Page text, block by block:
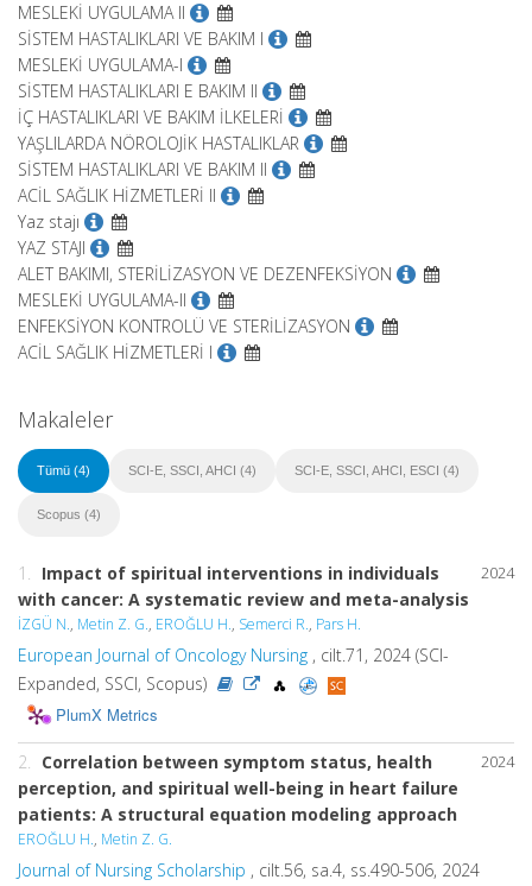
MESLEKİ UYGULAMA II
SİSTEM HASTALIKLARI VE BAKIM I
MESLEKİ UYGULAMA-I
SİSTEM HASTALIKLARI E BAKIM II
İÇ HASTALIKLARI VE BAKIM İLKELERİ
YAŞLILARDA NÖROLOJİK HASTALIKLAR
SİSTEM HASTALIKLARI VE BAKIM II
ACİL SAĞLIK HİZMETLERİ II
Yaz stajı
YAZ STAJI
ALET BAKIMI, STERİLİZASYON VE DEZENFEKSİYON
MESLEKİ UYGULAMA-II
ENFEKSİYON KONTROLÜ VE STERİLİZASYON
ACİL SAĞLIK HİZMETLERİ I
Makaleler
Tümü (4) SCI-E, SSCI, AHCI (4) SCI-E, SSCI, AHCI, ESCI (4)
Scopus (4)
2024
1. Impact of spiritual interventions in individuals
with cancer: A systematic review and meta-analysis
İZGÜ N., Metin Z. G., EROĞLU H., Semerci R., Pars H.
European Journal of Oncology Nursing , cilt.71, 2024 (SCI-
Expanded, SSCI, Scopus)
PlumX Metrics
2024
2. Correlation between symptom status, health
perception, and spiritual well-being in heart failure
patients: A structural equation modeling approach
EROĞLU H., Metin Z. G.
Journal of Nursing Scholarship , cilt.56, sa.4, ss.490-506, 2024